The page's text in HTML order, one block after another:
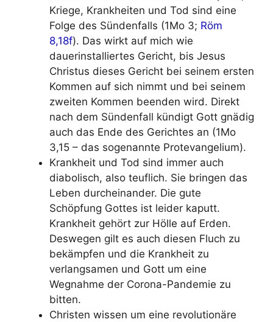
Kriege, Krankheiten und Tod sind eine
Folge des Sündenfalls (1Mo 3; Röm
8,18f). Das wirkt auf mich wie
dauerinstalliertes Gericht, bis Jesus
Christus dieses Gericht bei seinem ersten
Kommen auf sich nimmt und bei seinem
zweiten Kommen beenden wird. Direkt
nach dem Sündenfall kündigt Gott gnädig
auch das Ende des Gerichtes an (1Mo
3,15 – das sogenannte Protevangelium).
Krankheit und Tod sind immer auch
diabolisch, also teuflich. Sie bringen das
Leben durcheinander. Die gute
Schöpfung Gottes ist leider kaputt.
Krankheit gehört zur Hölle auf Erden.
Deswegen gilt es auch diesen Fluch zu
bekämpfen und die Krankheit zu
verlangsamen und Gott um eine
Wegnahme der Corona-Pandemie zu
bitten.
Christen wissen um eine revolutionäre